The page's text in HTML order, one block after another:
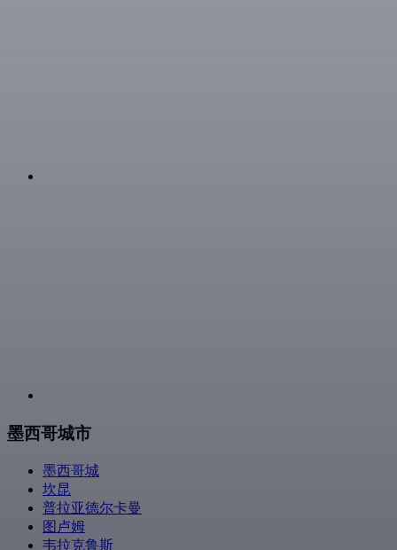
墨西哥城市
墨西哥城
坎昆
普拉亚德尔卡曼
图卢姆
韦拉克鲁斯